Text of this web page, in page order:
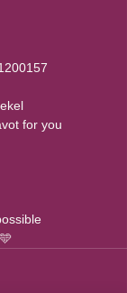
for you